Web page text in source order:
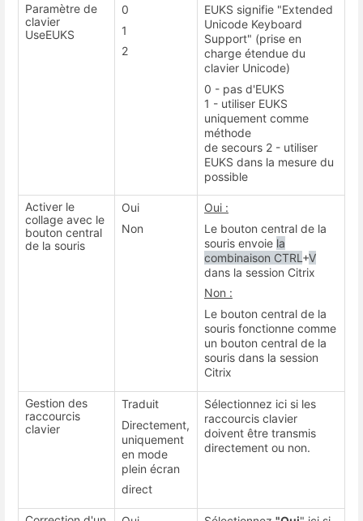
Paramètre de
clavier
UseEUKS
0
1
2
EUKS signifie "Extended
Unicode Keyboard
Support" (prise en
charge étendue du
clavier Unicode)
0 - pas d'EUKS
1 - utiliser EUKS
uniquement comme
méthode
de secours 2 - utiliser
EUKS dans la mesure du
possible
Activer le
collage avec le
bouton central
de la souris
Oui
Non
Oui :
Le bouton central de la
souris envoie la
combinaison CTRL +V
dans la session Citrix
Non :
Le bouton central de la
souris fonctionne comme
un bouton central de la
souris dans la session
Citrix
Gestion des
raccourcis
clavier
Traduit
Directement,
uniquement
en mode
plein écran
direct
Sélectionnez ici si les
raccourcis clavier
doivent être transmis
directement ou non.